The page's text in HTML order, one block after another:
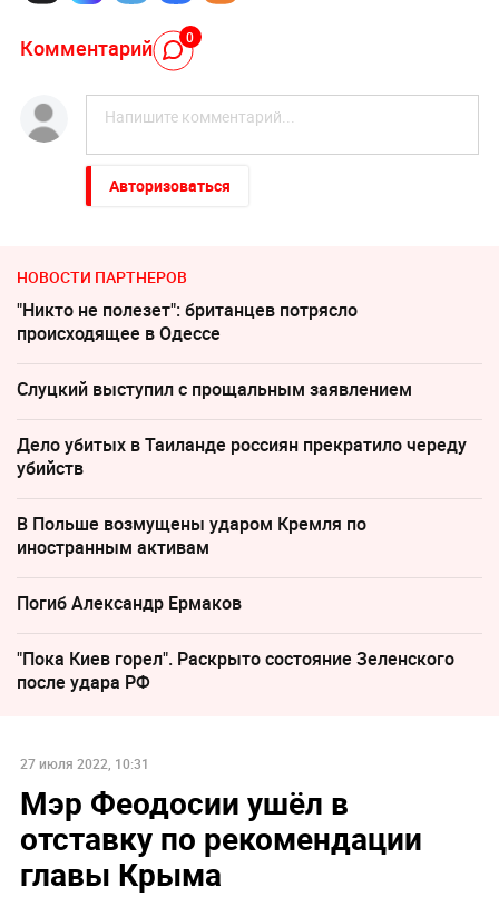
Комментарий 0
Авторизоваться
НОВОСТИ ПАРТНЕРОВ
"Никто не полезет": британцев потрясло
происходящее в Одессе
Слуцкий выступил с прощальным заявлением
Дело убитых в Таиланде россиян прекратило череду
убийств
В Польше возмущены ударом Кремля по
иностранным активам
Погиб Александр Ермаков
"Пока Киев горел". Раскрыто состояние Зеленского
после удара РФ
27 июля 2022, 10:31
Мэр Феодосии ушёл в
отставку по рекомендации
главы Крыма